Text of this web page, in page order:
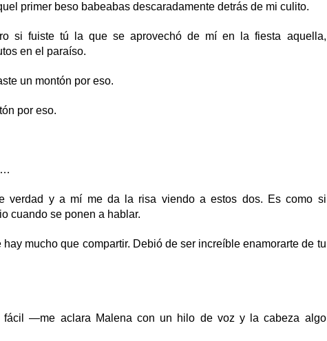
primer beso babeabas descaradamente detrás de mi culito.
si fuiste tú la que se aprovechó de mí en la fiesta aquella,
en el paraíso.
un montón por eso.
por eso.
verdad y a mí me da la risa viendo a estos dos. Es como si
cuando se ponen a hablar.
mucho que compartir. Debió de ser increíble enamorarte de tu
—me aclara Malena con un hilo de voz y la cabeza algo